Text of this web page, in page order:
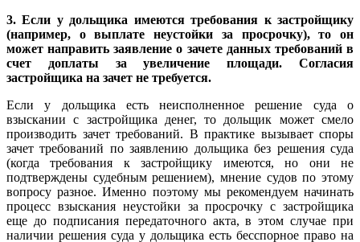
3. Если у дольщика имеются требования к застройщику
(например, о выплате неустойки за просрочку), то он
может направить заявление о зачете данных требований в
счет доплаты за увеличение площади. Согласия
застройщика на зачет не требуется.
Если у дольщика есть неисполненное решение суда о
взыскании с застройщика денег, то дольщик может смело
производить зачет требований. В практике вызывает споры
зачет требований по заявлению дольщика без решения суда
(когда требования к застройщику имеются, но они не
подтверждены судебным решением), мнение судов по этому
вопросу разное. Именно поэтому мы рекомендуем начинать
процесс взыскания неустойки за просрочку с застройщика
еще до подписания передаточного акта, в этом случае при
наличии решения суда у дольщика есть бесспорное право на